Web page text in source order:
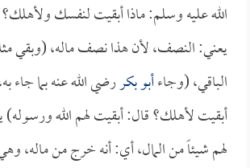
الله عليه وسلم: ماذا أبقيت لنفسك
يعني: النصف، لأن هذا نصف ماله، (وبقي
الباقي، (وجاءأبو بكررضي الله عنه بما جاء
أبقيت لأهلك؟ قال: أبقيت لهم الله ورسوله)
لهم شيئاً من المال، أي: أنه خرج من ماله،